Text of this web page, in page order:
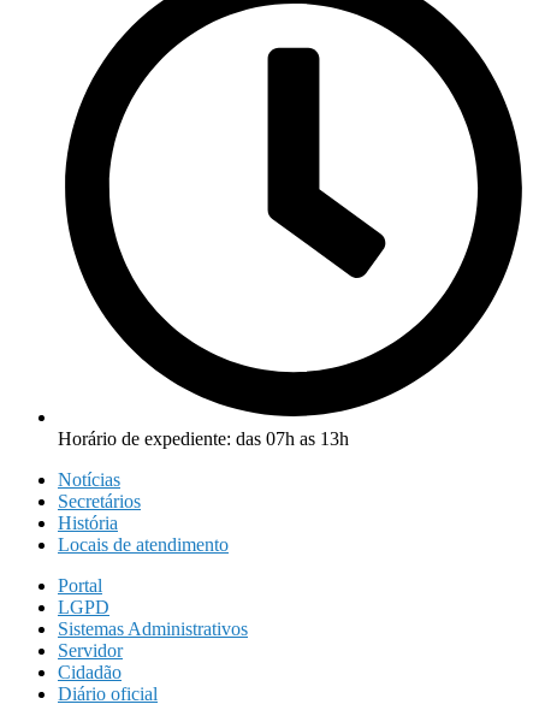
Horário de expediente: das 07h as 13h
Notícias
Secretários
História
Locais de atendimento
Portal
LGPD
Sistemas Administrativos
Servidor
Cidadão
Diário oficial